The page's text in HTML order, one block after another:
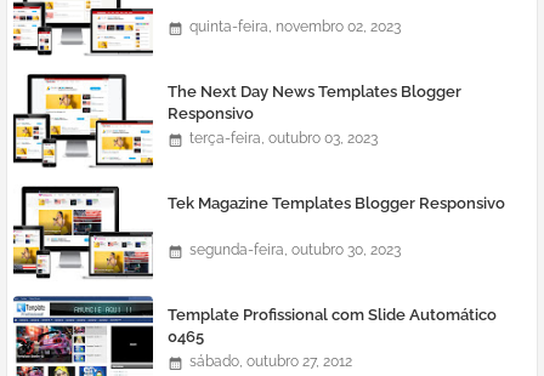
quinta-feira, novembro 02, 2023
The Next Day News Templates Blogger
Responsivo
terça-feira, outubro 03, 2023
Tek Magazine Templates Blogger Responsivo
segunda-feira, outubro 30, 2023
Template Profissional com Slide Automático
0465
sábado, outubro 27, 2012